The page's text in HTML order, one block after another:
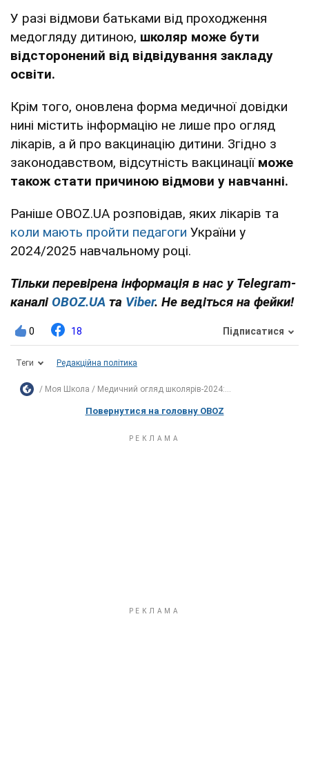
У разі відмови батьками від проходження
медогляду дитиною, школяр може бути
відсторонений від відвідування закладу
освіти.
Крім того, оновлена форма медичної довідки
нині містить інформацію не лише про огляд
лікарів, а й про вакцинацію дитини. Згідно з
законодавством, відсутність вакцинації може
також стати причиною відмови у навчанні.
Раніше OBOZ.UA розповідав, яких лікарів та
коли мають пройти педагоги України у
2024/2025 навчальному році.
Тільки перевірена інформація в нас у Telegram-
каналі OBOZ.UA та Viber. Не ведіться на фейки!
0 18 Підписатися
Теги Редакційна політика
Моя Школа Медичний огляд школярів-2024:...
Повернутися на головну OBOZ